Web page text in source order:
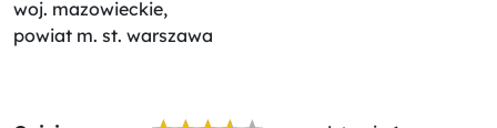
woj. mazowieckie,
powiat m. st. warszawa